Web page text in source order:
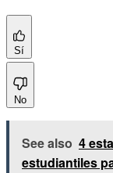
Sí
No
See also 4
estudiantiles